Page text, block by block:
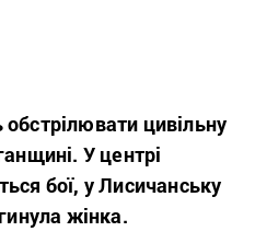
цивільну
У центрі
бої, у Лисичанську
жінка.